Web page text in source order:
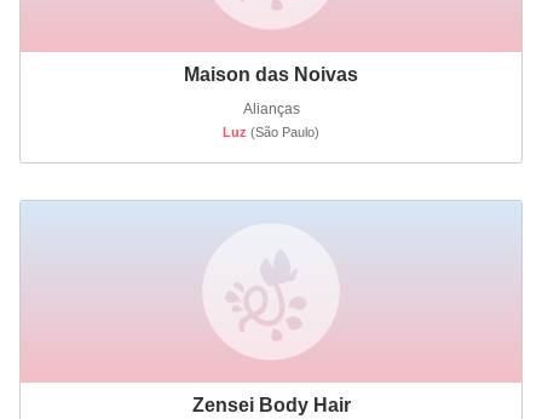
Maison das Noivas
Alianças
Luz (São Paulo)
Zensei Body Hair